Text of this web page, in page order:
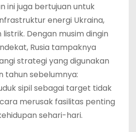
ini juga bertujuan untuk
energi Ukraina,
Dengan musim dingin
Rusia tampaknya
strategi yang digunakan
tahun sebelumnya:
sipil sebagai target tidak
merusak fasilitas penting
sehari-hari.